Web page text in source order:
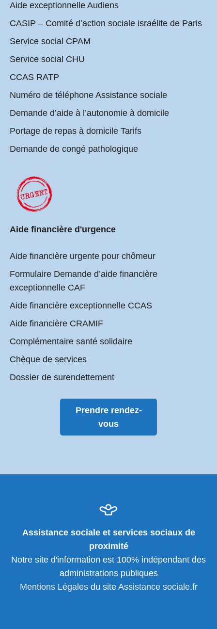
Aide exceptionnelle Audiens
CASIP – Comité d’action sociale israélite de Paris
Service social CPAM
Service social CHU
CCAS RATP
Numéro de téléphone Assistance sociale
Demande d’aide à l’autonomie à domicile
Portage de repas à domicile Tarifs
Demande de congé pathologique
Aide financière d'urgence
Aide financière urgente pour chômeur
Formulaire Demande d’aide financière
exceptionnelle CAF
Aide financière exceptionnelle CCAS
Aide financière CRAMIF
Complémentaire santé solidaire
Chèque de services
Dossier de surendettement
Prendre rendez-
vous
Assistance sociale et services sociaux de
proximité
Notre site d'information est 100% indépendant des
administrations publiques
Mentions Légalesdu site Assistance sociale.fr